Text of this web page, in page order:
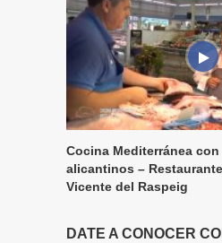
Cocina Mediterránea con
alicantinos –
Vicente del Raspeig
DATE A CONOCER